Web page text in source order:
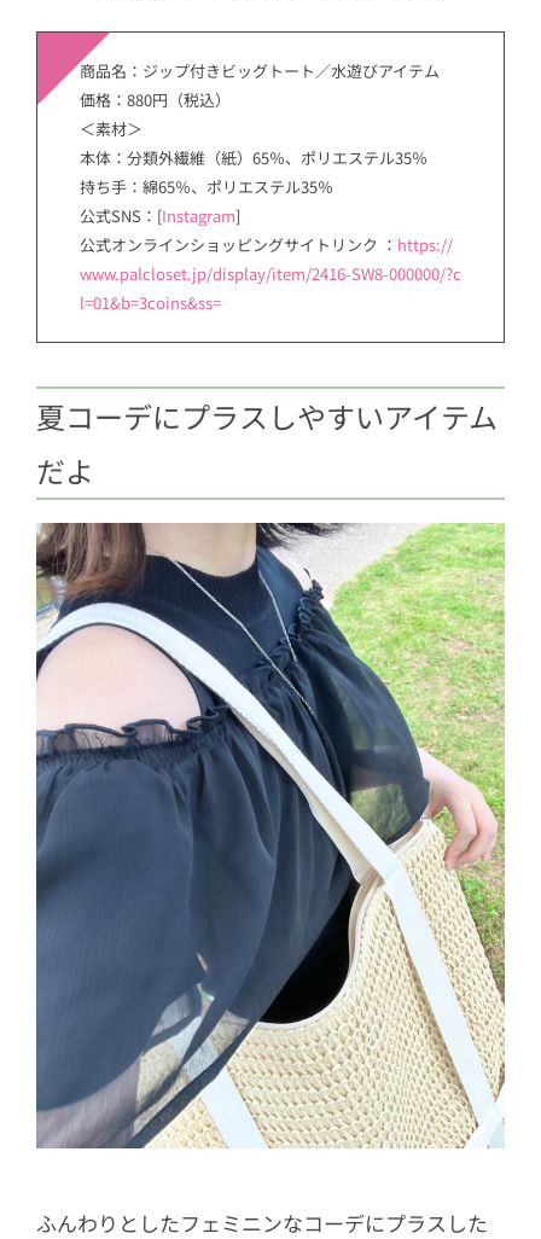
商品名：ジップ付きビッグトート／水遊びアイテム
価格：880円（税込）
＜素材＞
本体：分類外繊維（紙）65％、ポリエステル35％
持ち手：綿65％、ポリエステル35％
公式SNS：[Instagram]
公式オンラインショッピングサイトリンク ： https://
www.palcloset.jp/display/item/2416-SW8-000000/?c
l=01&b=3coins&ss=
夏コーデにプラスしやすいアイテム
だよ
ふんわりとしたフェミニンなコーデにプラスした